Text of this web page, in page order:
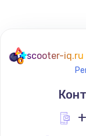
scooter-iq.ru